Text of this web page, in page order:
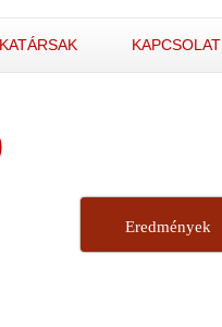
KAPCSOLAT
Eredmények